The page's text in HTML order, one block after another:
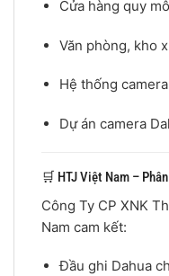
Cửa hàng quy
Văn phòng, kho
Hệ thống
Dự án camera
🛒 HTJ Việt Nam –
Công Ty CP XNK
Nam cam kết:
Đầu ghi Dahua